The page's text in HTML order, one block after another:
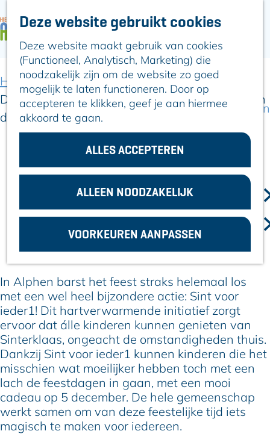
Deze website gebruikt cookies
Deze website maakt gebruik van cookies
(Functioneel, Analytisch, Marketing) die
noodzakelijk zijn om de website zo goed
mogelijk te laten functioneren. Door op
accepteren te klikken, geef je aan hiermee
akkoord te gaan.
ALLES ACCEPTEREN
ALLEEN NOODZAKELIJK
VOORKEUREN AANPASSEN
n
a
a
r
ARTIKELEN
Hier is Boskoop
Lekker Lokaal
Ontdek het
Erfgoed
Natuurlijk genieten
In en om Alphen
Kleuren van de
toren
VOOR
ONDERNEMERS
Home
Artikelen
De Sint komt eraan voor iedereen in Alphen aan
den Rijn!
14 november 2024 | | |
DE SINT KOMT ERAAN VOOR
IEDEREEN
in Alphen aan den Rijn!
In Alphen barst het feest straks helemaal los
met een wel heel bijzondere actie: Sint voor
ieder1! Dit hartverwarmende initiatief zorgt
ervoor dat álle kinderen kunnen genieten van
Sinterklaas, ongeacht de omstandigheden thuis.
Dankzij Sint voor ieder1 kunnen kinderen die het
misschien wat moeilijker hebben toch met een
lach de feestdagen in gaan, met een mooi
cadeau op 5 december. De hele gemeenschap
werkt samen om van deze feestelijke tijd iets
magisch te maken voor iedereen.